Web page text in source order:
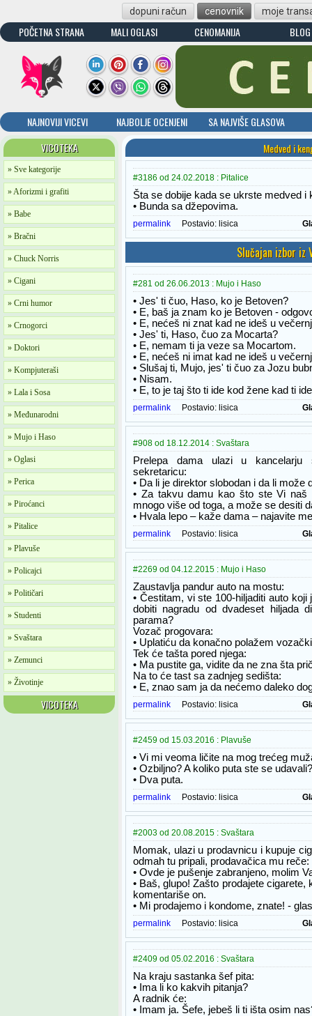
dopuni račun cenovnik moje
POČETNA STRANA MALI OGLASI CENOMANIJA BLOG
NAJNOVIJI VICEVI NAJBOLJE OCENJENI
SA NAJVIŠE GLASOVA
VICOTEKA
» Sve kategorije
» Aforizmi i grafiti
» Babe
» Bračni
» Chuck Norris
» Cigani
» Crni humor
» Crnogorci
» Doktori
» Kompjuteraši
» Lala i Sosa
» Međunarodni
» Mujo i Haso
» Oglasi
» Perica
» Piroćanci
» Pitalice
» Plavuše
» Policajci
» Političari
» Studenti
» Svaštara
» Zemunci
» Životinje
VICOTEKA
Medved i
#3186 od 24.02.2018 : Pitalice
Šta se dobije kada se ukrste medved i
• Bunda sa džepovima.
permalink Postavio: lisica
Slučajan izbor iz
#281 od 26.06.2013 : Mujo i Haso
• Jes' ti čuo, Haso, ko je Betoven?
• E, baš ja znam ko je Betoven -
• E, nećeš ni znat kad ne ideš u
• Jes' ti, Haso, čuo za Mocarta?
• E, nemam ti ja veze sa Mocartom.
• E, nećeš ni imat kad ne ideš u
• Slušaj ti, Mujo, jes' ti čuo za Jozu
• Nisam.
• E, to je taj što ti ide kod žene kad ti
permalink Postavio: lisica
#908 od 18.12.2014 : Svaštara
Prelepa dama ulazi u kancelarju
sekretaricu:
• Da li je direktor slobodan i da li može
• Za takvu damu kao što ste Vi naš
mnogo više od toga, a može se desiti
• Hvala lepo – kaže dama – najavite
permalink Postavio: lisica
#2269 od 04.12.2015 : Mujo i Haso
Zaustavlja pandur auto na mostu:
• Čestitam, vi ste 100-hiljaditi auto
dobiti nagradu od dvadeset hiljada
parama?
Vozač progovara:
• Uplatiću da konačno polažem
Tek će tašta pored njega:
• Ma pustite ga, vidite da ne zna šta
Na to će tast sa zadnjeg sedišta:
• E, znao sam ja da nećemo daleko
permalink Postavio: lisica
#2459 od 15.03.2016 : Plavuše
• Vi mi veoma ličite na mog trećeg
• Ozbiljno? A koliko puta ste se udavali?
• Dva puta.
permalink Postavio: lisica
#2003 od 20.08.2015 : Svaštara
Momak, ulazi u prodavnicu i kupuje
odmah tu pripali, prodavačica mu reče:
• Ovde je pušenje zabranjeno, molim
• Baš, glupo! Zašto prodajete
komentariše on.
• Mi prodajemo i kondome, znate! -
permalink Postavio: lisica
#2409 od 05.02.2016 : Svaštara
Na kraju sastanka šef pita:
• Ima li ko kakvih pitanja?
A radnik će:
• Imam ja. Šefe, jebeš li ti išta osim